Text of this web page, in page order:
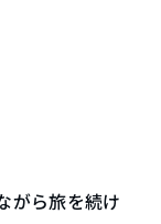
がら旅を続け